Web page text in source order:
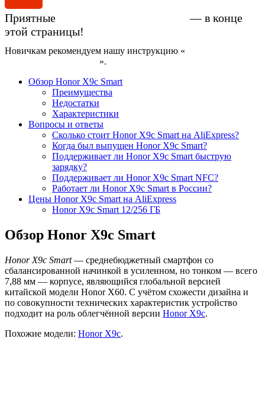
Приятные
— в конце
этой страницы!
Новичкам рекомендуем нашу инструкцию «
».
Обзор Honor X9c Smart
Преимущества
Недостатки
Характеристики
Вопросы и ответы
Сколько стоит Honor X9c Smart на AliExpress?
Когда был выпущен Honor X9c Smart?
Поддерживает ли Honor X9c Smart быструю
зарядку?
Поддерживает ли Honor X9c Smart NFC?
Работает ли Honor X9c Smart в России?
Цены Honor X9c Smart на AliExpress
Honor X9c Smart 12/256 ГБ
Обзор Honor X9c Smart
Honor X9c Smart— среднебюджетный смартфон со
сбалансированной начинкой в усиленном, но тонком — всего
7,88 мм — корпусе, являющийся глобальной версией
китайской модели Honor X60. С учётом схожести дизайна и
по совокупности технических характеристик устройство
подходит на роль облегчённой версии Honor X9c.
Похожие модели: Honor X9c.